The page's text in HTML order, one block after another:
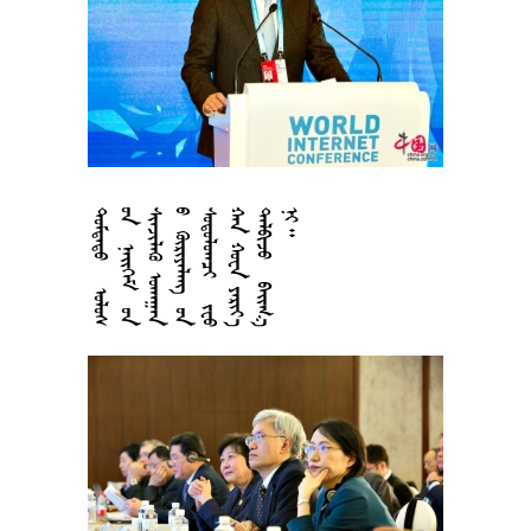






















































































 